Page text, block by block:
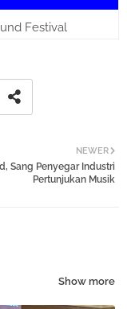
Festival
NEWER
Sang Penyegar Industri
Pertunjukan Musik
Show more